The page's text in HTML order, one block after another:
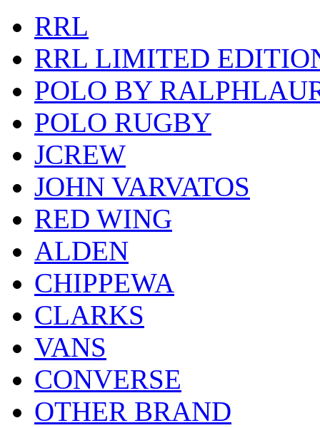
RRL
RRL LIMITED
POLO BY
POLO RUGBY
JCREW
JOHN VARVATOS
RED WING
ALDEN
CHIPPEWA
CLARKS
VANS
CONVERSE
OTHER BRAND